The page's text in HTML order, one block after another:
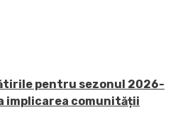
pentru sezonul 2026-
implicarea comunității